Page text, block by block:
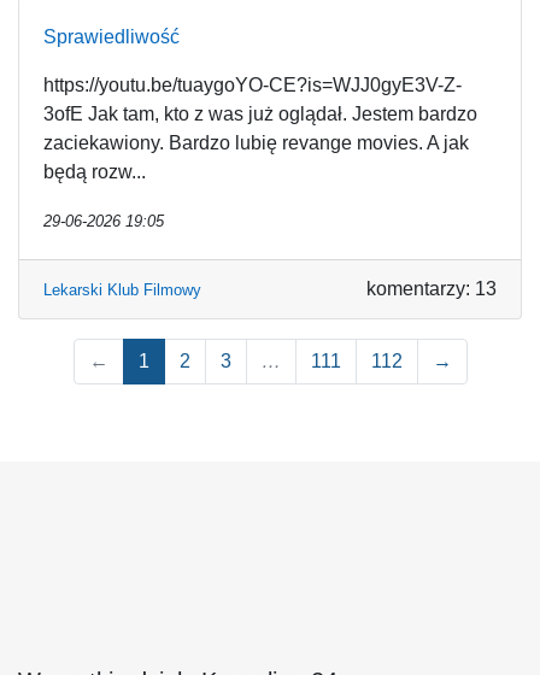
Sprawiedliwość
https://youtu.be/tuaygoYO-CE?is=WJJ0gyE3V-Z-
3ofE Jak tam, kto z was już oglądał. Jestem bardzo
zaciekawiony. Bardzo lubię revange movies. A jak
będą rozw...
29-06-2026 19:05
Lekarski Klub Filmowy komentarzy: 13
← 1 2 3 … 111 112 →